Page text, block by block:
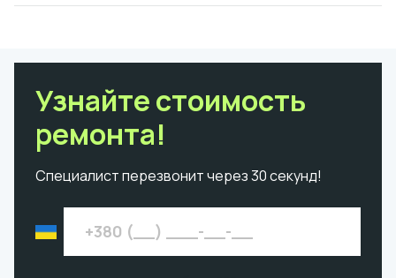
Узнайте стоимость
ремонта!
Специалист перезвонит через 30 секунд!